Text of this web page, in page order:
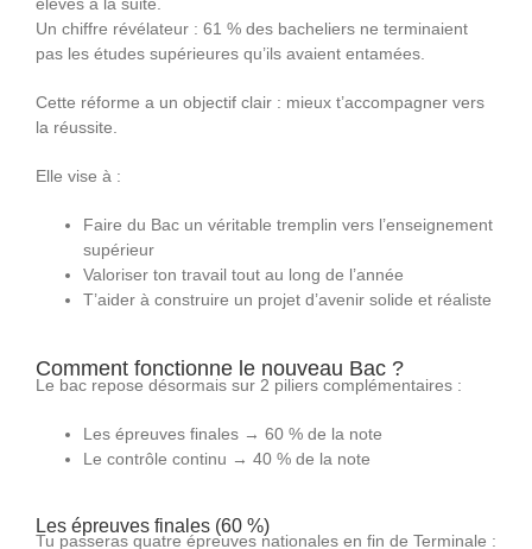
Un chiffre révélateur : 61 % des bacheliers ne terminaient
pas les études supérieures qu’ils avaient entamées.
Cette réforme a un objectif clair : mieux t’accompagner vers
la réussite.
Elle vise à :
Faire du Bac un véritable tremplin vers l’enseignement
supérieur
Valoriser ton travail tout au long de l’année
T’aider à construire un projet d’avenir solide et réaliste
Comment fonctionne le nouveau Bac ?
Le bac repose désormais sur 2 piliers complémentaires :
Les épreuves finales → 60 % de la note
Le contrôle continu → 40 % de la note
Les épreuves finales (60 %)
Tu passeras quatre épreuves nationales en fin de Terminale :